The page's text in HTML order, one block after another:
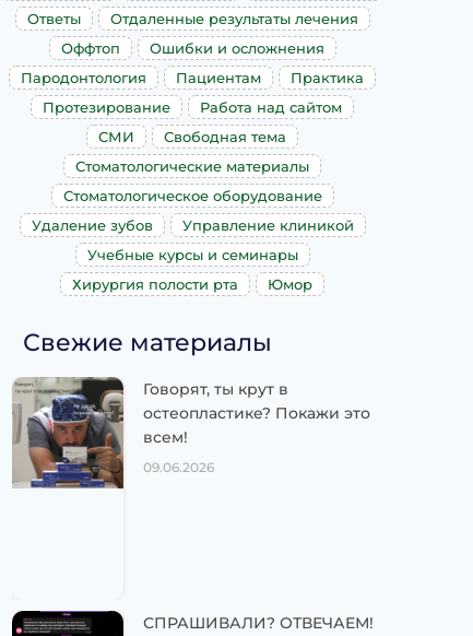
Ответы
Отдаленные результаты лечения
Оффтоп
Ошибки и осложнения
Пародонтология
Пациентам
Практика
Протезирование
Работа над сайтом
СМИ
Свободная тема
Стоматологические материалы
Стоматологическое оборудование
Удаление зубов
Управление клиникой
Учебные курсы и семинары
Хирургия полости рта
Юмор
Свежие материалы
Говорят, ты крут в
остеопластике? Покажи это
всем!
09.06.2026
СПРАШИВАЛИ? ОТВЕЧАЕМ!